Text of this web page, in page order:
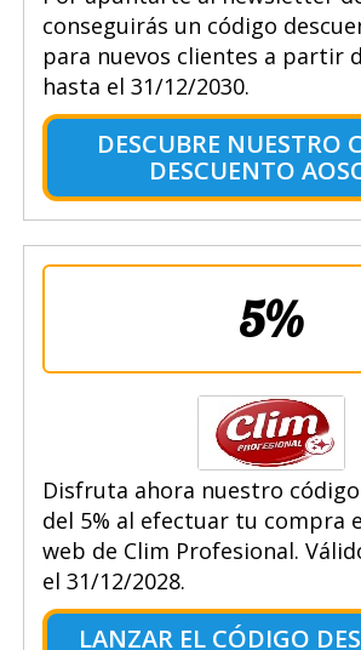
conseguirás un código
para nuevos clientes a partir
hasta el 31/12/2030.
DESCUBRE NUESTRO
DESCUENTO
5%
Disfruta ahora nuestro
del 5% al efectuar tu compra
web de Clim Profesional.
el 31/12/2028.
LANZAR EL CÓDIGO